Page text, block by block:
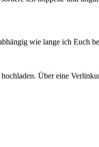
wie lange ich Euch
Über eine